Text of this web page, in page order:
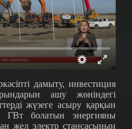
дамыту, инвестиция
ашу жөніндегі
жүзеге асыру қарқын
болатын энергияны
жел электр стансасының